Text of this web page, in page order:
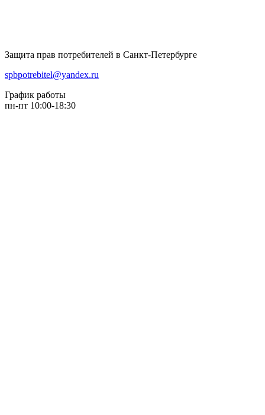
Защита прав потребителей в Санкт-Петербурге
spbpotrebitel@yandex.ru
График работы
пн-пт 10:00-18:30